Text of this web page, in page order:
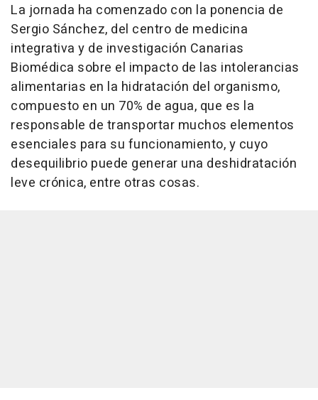
La jornada ha comenzado con la ponencia de
Sergio Sánchez, del centro de medicina
integrativa y de investigación Canarias
Biomédica sobre el impacto de las intolerancias
alimentarias en la hidratación del organismo,
compuesto en un 70% de agua, que es la
responsable de transportar muchos elementos
esenciales para su funcionamiento, y cuyo
desequilibrio puede generar una deshidratación
leve crónica, entre otras cosas.